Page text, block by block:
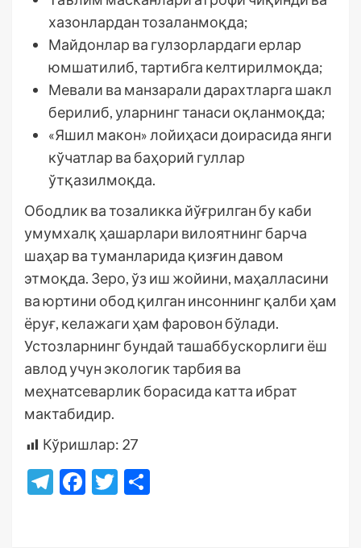
хазонлардан тозаланмоқда;
Майдонлар ва гулзорлардаги ерлар
юмшатилиб, тартибга келтирилмоқда;
Мевали ва манзарали дарахтларга шакл
берилиб, уларнинг танаси оқланмоқда;
«Яшил макон» лойиҳаси доирасида янги
кўчатлар ва баҳорий гуллар
ўтқазилмоқда.
Ободлик ва тозаликка йўғрилган бу каби
умумхалқ ҳашарлари вилоятнинг барча
шаҳар ва туманларида қизғин давом
этмоқда. Зеро, ўз иш жойини, маҳалласини
ва юртини обод қилган инсоннинг қалби ҳам
ёруғ, келажаги ҳам фаровон бўлади.
Устозларнинг бундай ташаббускорлиги ёш
авлод учун экологик тарбия ва
меҳнатсеварлик борасида катта ибрат
мактабидир.
Кўришлар: 27
Telegram
Facebook
Twitter